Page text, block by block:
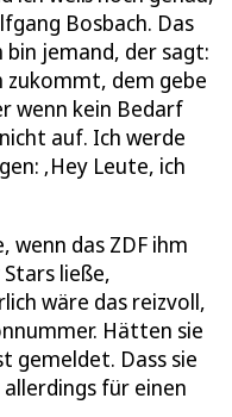
Bosbach. Das
bin jemand, der sagt:
dem gebe
wenn kein Bedarf
auf. Ich werde
‚Hey Leute, ich
wenn das ZDF ihm
ließe,
wäre das reizvoll,
Hätten sie
gemeldet. Dass sie
für einen